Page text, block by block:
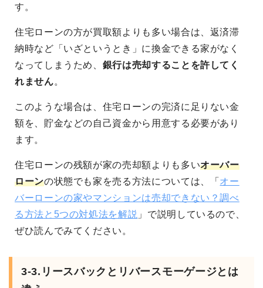
す。
住宅ローンの方が買取額よりも多い場合は、返済滞
納時など「いざというとき」に換金できる家がなく
なってしまうため、 銀行は売却することを許してく
れません。
このような場合は、住宅ローンの完済に足りない金
額を、貯金などの自己資金から用意する必要があり
ます。
住宅ローンの残額が家の売却額よりも多いオーバー
ローンの状態でも家を売る方法については、「 オー
バーローンの家やマンションは売却できない？調べ
る方法と5つの対処法を解説 」で説明しているので、
ぜひ読んでみてください。
3-3.リースバックとリバースモーゲージとは